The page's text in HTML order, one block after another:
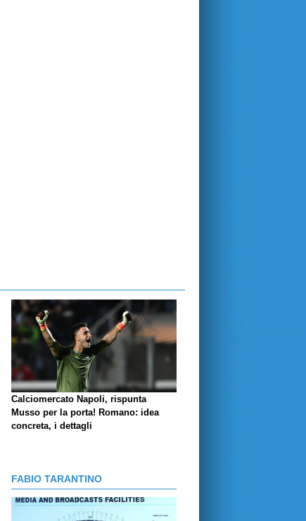
Calciomercato Napoli, rispunta
Musso per la porta! Romano: idea
concreta, i dettagli
FABIO TARANTINO